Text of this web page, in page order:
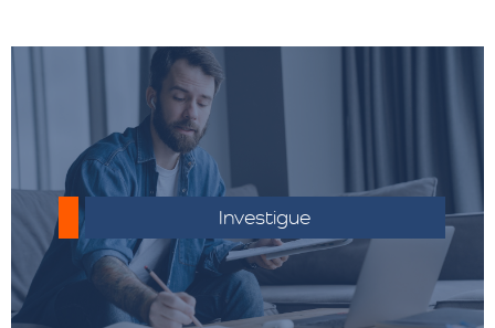
Investigue
Conocer las regulaciones aduaneras del
país de destino para evitar inconvenientes.